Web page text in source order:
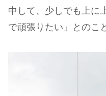
中して、少しでも上に
で頑張りたい」とのこ